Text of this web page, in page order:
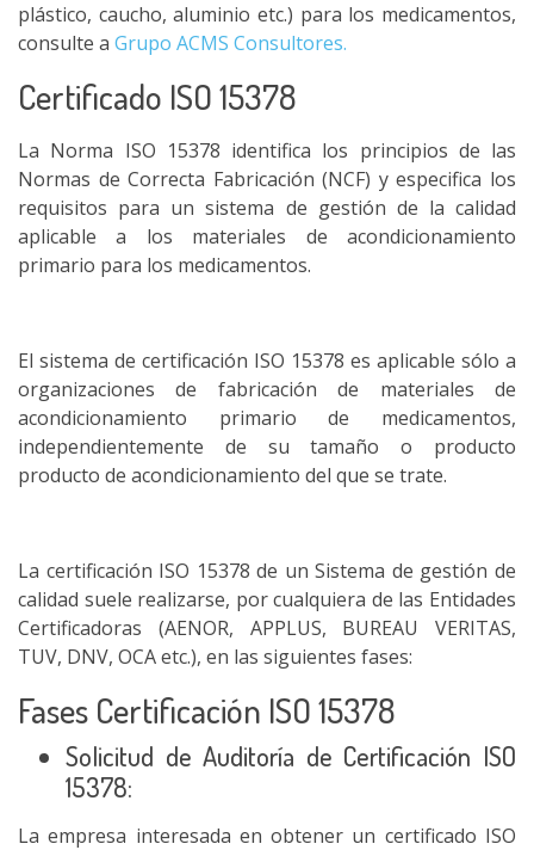
plástico, caucho, aluminio etc.) para los medicamentos,
consulte a Grupo ACMS Consultores.
Certificado ISO 15378
La Norma ISO 15378 identifica los principios de las
Normas de Correcta Fabricación (NCF) y especifica los
requisitos para un sistema de gestión de la calidad
aplicable a los materiales de acondicionamiento
primario para los medicamentos.
El sistema de certificación ISO 15378 es aplicable sólo a
organizaciones de fabricación de materiales de
acondicionamiento primario de medicamentos,
independientemente de su tamaño o producto
producto de acondicionamiento del que se trate.
La certificación ISO 15378 de un Sistema de gestión de
calidad suele realizarse, por cualquiera de las Entidades
Certificadoras (AENOR, APPLUS, BUREAU VERITAS,
TUV, DNV, OCA etc.), en las siguientes fases:
Fases Certificación ISO 15378
Solicitud de Auditoría de Certificación ISO
15378:
La empresa interesada en obtener un certificado ISO